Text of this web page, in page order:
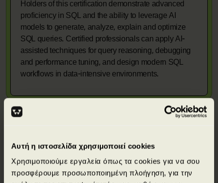
Αυτή η ιστοσελίδα χρησιμοποιεί cookies
Χρησιμοποιούμε εργαλεία όπως τα cookies για να σου
προσφέρουμε προσωποποιημένη πλοήγηση, για την
Holders of this certification demonstrate advanced
proficiency in SQL and the ability to leverage AI
models to generate, analyze, explain and optimize
SQL queries. Certified professionals can apply AI-
assisted techniques for query reasoning, debugging
and performance tuning, and design modern SQL
workflows in data-intensive environments.
Απόκτησε πιστοποιήσεις από κορυφαίους
διεθνείς φορείς.